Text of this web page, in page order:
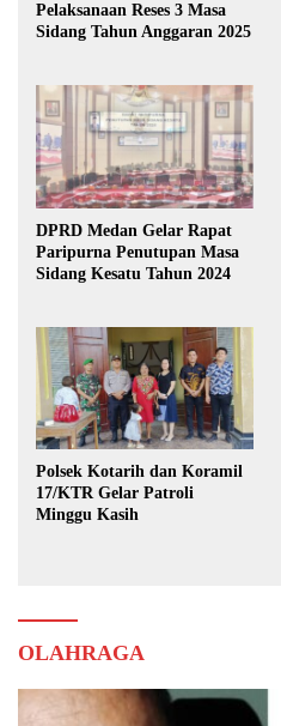
Pelaksanaan Reses 3 Masa
Sidang Tahun Anggaran 2025
DPRD Medan Gelar Rapat
Paripurna Penutupan Masa
Sidang Kesatu Tahun 2024
Polsek Kotarih dan Koramil
17/KTR Gelar Patroli
Minggu Kasih
OLAHRAGA